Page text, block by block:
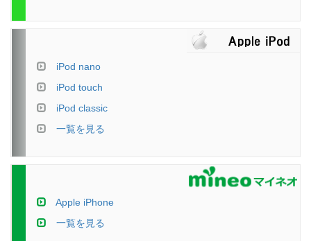
iPod nano
iPod touch
iPod classic
一覧を見る
Apple iPhone
一覧を見る